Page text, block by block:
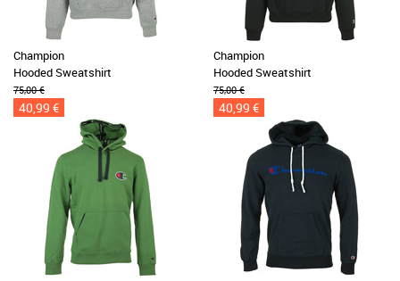
Champion
Hooded Sweatshirt
75,00 €
40,99 €
Champion
Hooded Sweatshirt
75,00 €
40,99 €